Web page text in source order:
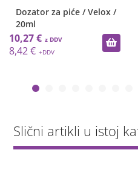
Dozator za piće / Velox /
20ml
10,27 €
8,42 €
Slični artikli u istoj